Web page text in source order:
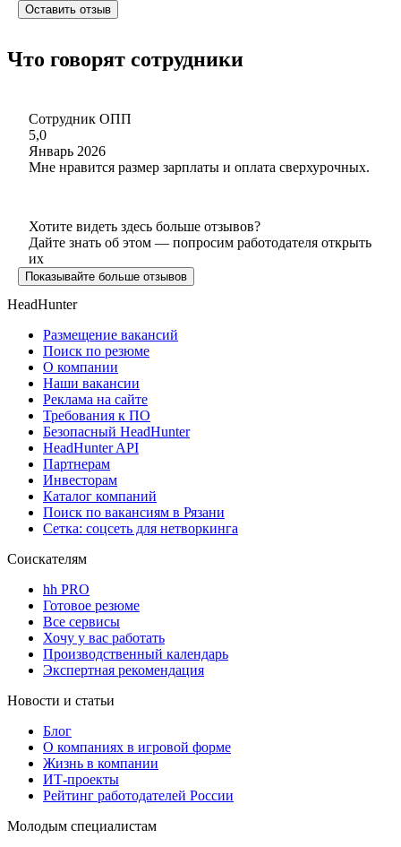
Оставить отзыв
Что говорят сотрудники
Сотрудник ОПП
5,0
Январь 2026
Мне нравится размер зарплаты и оплата сверхурочных.
Хотите видеть здесь больше отзывов?
Дайте знать об этом — попросим работодателя открыть
их
Показывайте больше отзывов
HeadHunter
Размещение вакансий
Поиск по резюме
О компании
Наши вакансии
Реклама на сайте
Требования к ПО
Безопасный HeadHunter
HeadHunter API
Партнерам
Инвесторам
Каталог компаний
Поиск по вакансиям в Рязани
Сетка: соцсеть для нетворкинга
Соискателям
hh PRO
Готовое резюме
Все сервисы
Хочу у вас работать
Производственный календарь
Экспертная рекомендация
Новости и статьи
Блог
О компаниях в игровой форме
Жизнь в компании
ИТ-проекты
Рейтинг работодателей России
Молодым специалистам